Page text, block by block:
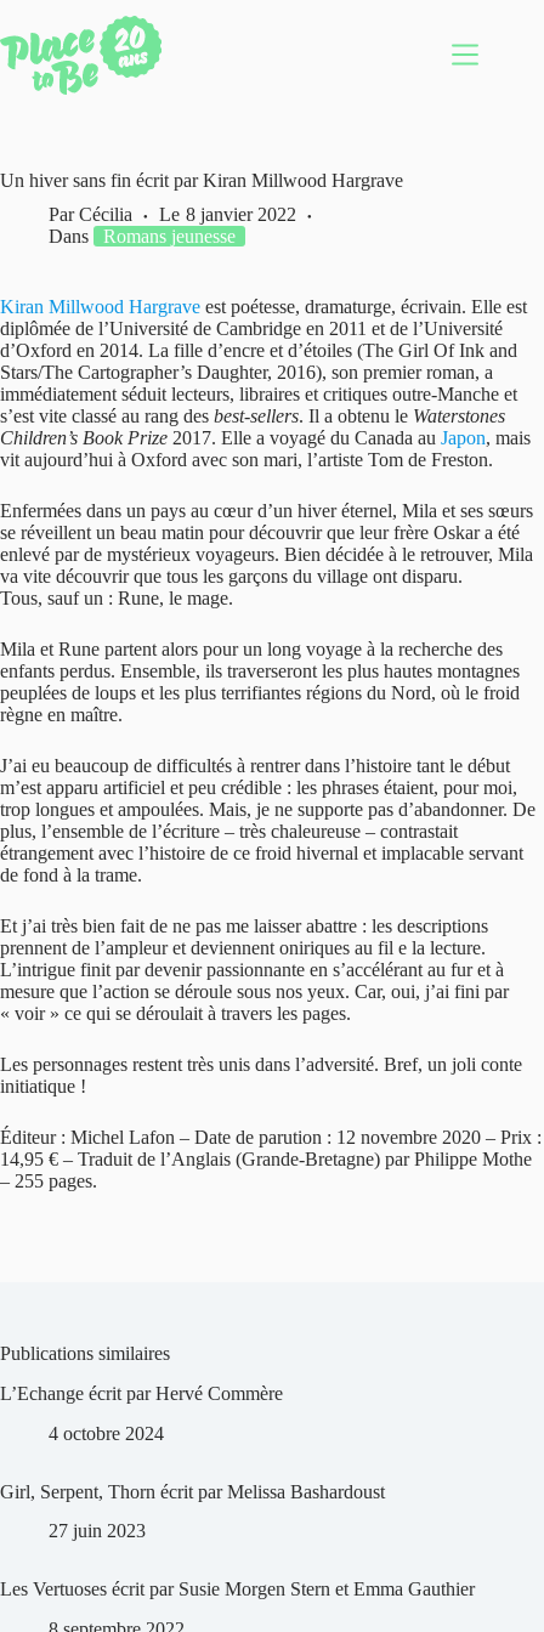
au
contenu
Un hiver sans fin écrit par Kiran Millwood Hargrave
Par Cécilia Le 8 janvier 2022
Dans
Romans jeunesse
Kiran Millwood Hargrave est poétesse, dramaturge, écrivain. Elle est
diplômée de l’Université de Cambridge en 2011 et de l’Université
d’Oxford en 2014. La fille d’encre et d’étoiles (The Girl Of Ink and
Stars/The Cartographer’s Daughter, 2016), son premier roman, a
immédiatement séduit lecteurs, libraires et critiques outre-Manche et
s’est vite classé au rang des best-sellers. Il a obtenu le Waterstones
Children’s Book Prize 2017. Elle a voyagé du Canada au Japon, mais
vit aujourd’hui à Oxford avec son mari, l’artiste Tom de Freston.
Enfermées dans un pays au cœur d’un hiver éternel, Mila et ses sœurs
se réveillent un beau matin pour découvrir que leur frère Oskar a été
enlevé par de mystérieux voyageurs. Bien décidée à le retrouver, Mila
va vite découvrir que tous les garçons du village ont disparu.
Tous, sauf un : Rune, le mage.
Mila et Rune partent alors pour un long voyage à la recherche des
enfants perdus. Ensemble, ils traverseront les plus hautes montagnes
peuplées de loups et les plus terrifiantes régions du Nord, où le froid
règne en maître.
J’ai eu beaucoup de difficultés à rentrer dans l’histoire tant le début
m’est apparu artificiel et peu crédible : les phrases étaient, pour moi,
trop longues et ampoulées. Mais, je ne supporte pas d’abandonner. De
plus, l’ensemble de l’écriture – très chaleureuse – contrastait
étrangement avec l’histoire de ce froid hivernal et implacable servant
de fond à la trame.
Et j’ai très bien fait de ne pas me laisser abattre : les descriptions
prennent de l’ampleur et deviennent oniriques au fil e la lecture.
L’intrigue finit par devenir passionnante en s’accélérant au fur et à
mesure que l’action se déroule sous nos yeux. Car, oui, j’ai fini par
« voir » ce qui se déroulait à travers les pages.
Les personnages restent très unis dans l’adversité. Bref, un joli conte
initiatique !
Éditeur : Michel Lafon – Date de parution : 12 novembre 2020 – Prix :
14,95 € – Traduit de l’Anglais (Grande-Bretagne) par Philippe Mothe
– 255 pages.
Publications similaires
L’Echange écrit par Hervé Commère
4 octobre 2024
Girl, Serpent, Thorn écrit par Melissa Bashardoust
27 juin 2023
Les Vertuoses écrit par Susie Morgen Stern et Emma Gauthier